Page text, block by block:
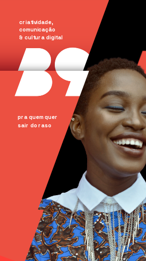
criatividade,
comunicação
& cultura digital
pra quem quer
sair do raso